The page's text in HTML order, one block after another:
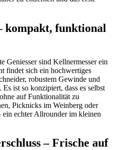
kompakt, funktional
Geniesser sind Kellnermesser ein
findet sich ein hochwertiges
robustem Gewinde und
ist so konzipiert, dass es selbst
auf Funktionalität zu
Picknicks im Weinberg oder
echter Allrounder im kleinen
– Frische auf